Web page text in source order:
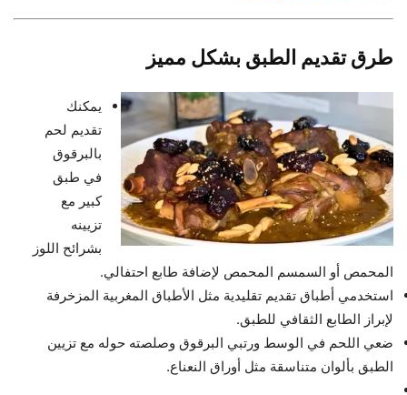
طرق تقديم الطبق بشكل مميز
يمكنك
تقديم لحم
بالبرقوق
في طبق
كبير مع
تزيينه
بشرائح اللوز
المحمص أو السمسم المحمص لإضافة طابع احتفالي.
استخدمي أطباق تقديم تقليدية مثل الأطباق المغربية المزخرفة
لإبراز الطابع الثقافي للطبق.
ضعي اللحم في الوسط ورتبي البرقوق وصلصته حوله مع تزيين
الطبق بألوان متناسقة مثل أوراق النعناع.